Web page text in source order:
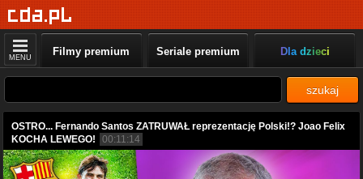
MENU Filmy premium Seriale premium Dla dzieci
szukaj
OSTRO... Fernando Santos ZATRUWAŁ reprezentację Polski!? Joao Felix
KOCHA LEWEGO!
00:11:14